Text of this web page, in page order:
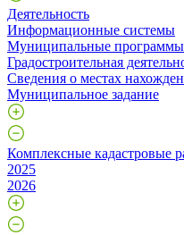
Деятельность
Информационные системы
Муниципальные программы
Градостроительная
Сведения о местах
Муниципальное задание
Комплексные кадастровые
2025
2026